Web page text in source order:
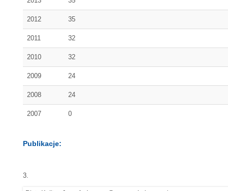
2012 35
2011 32
2010 32
2009 24
2008 24
2007 0
Publikacje:
3.